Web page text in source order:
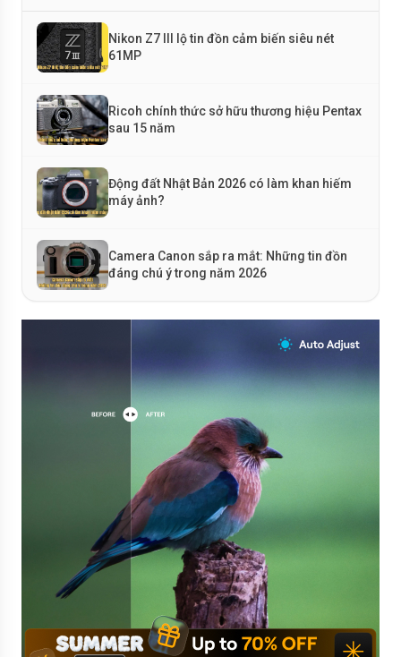
Nikon Z7 III lộ tin đồn cảm biến siêu nét
61MP
Ricoh chính thức sở hữu thương hiệu Pentax
sau 15 năm
Động đất Nhật Bản 2026 có làm khan hiếm
máy ảnh?
Camera Canon sắp ra mắt: Những tin đồn
đáng chú ý trong năm 2026